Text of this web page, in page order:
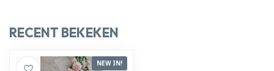
RECENT BEKEKEN
NEW IN!